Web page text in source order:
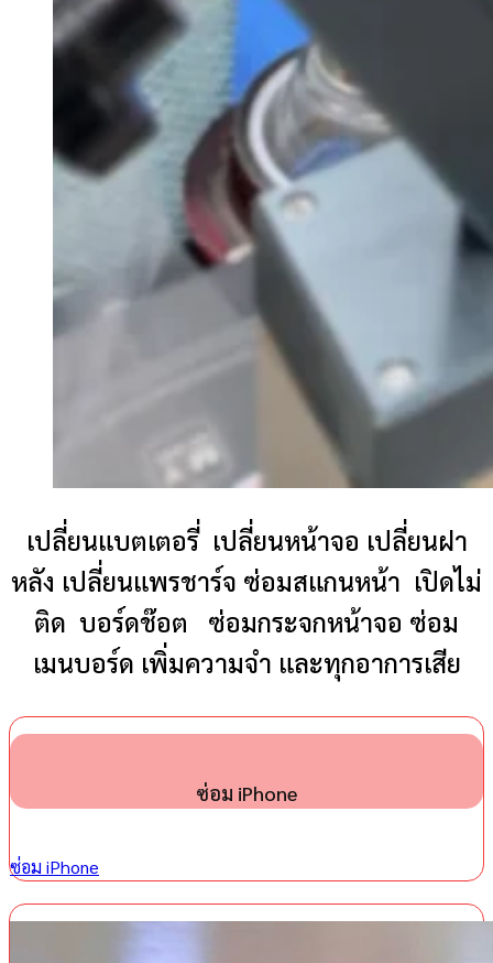
เปลี่ยนแบตเตอรี่ เปลี่ยนหน้าจอ เปลี่ยนฝา
หลัง เปลี่ยนแพรชาร์จ ซ่อมสแกนหน้า เปิดไม่
ติด บอร์ดช๊อต ซ่อมกระจกหน้าจอ ซ่อม
เมนบอร์ด เพิ่มความจำ และทุกอาการเสีย
ซ่อม iPhone
ซ่อม iPhone